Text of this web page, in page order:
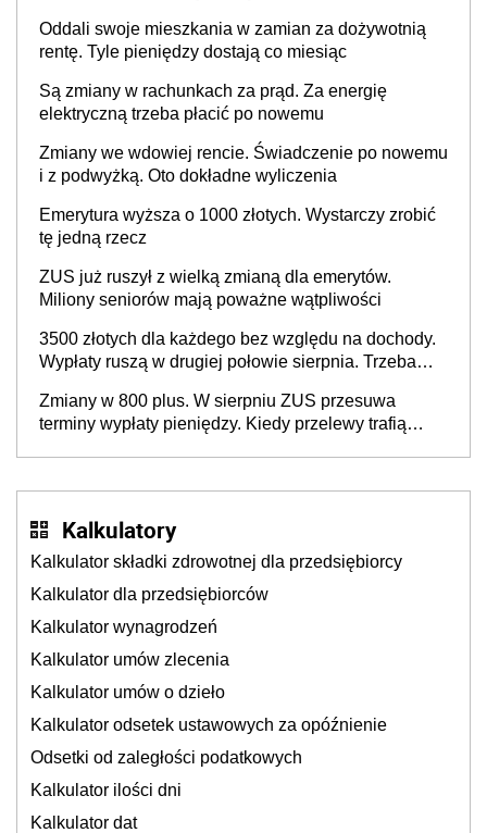
Oddali swoje mieszkania w zamian za dożywotnią
rentę. Tyle pieniędzy dostają co miesiąc
Są zmiany w rachunkach za prąd. Za energię
elektryczną trzeba płacić po nowemu
Zmiany we wdowiej rencie. Świadczenie po nowemu
i z podwyżką. Oto dokładne wyliczenia
Emerytura wyższa o 1000 złotych. Wystarczy zrobić
tę jedną rzecz
ZUS już ruszył z wielką zmianą dla emerytów.
Miliony seniorów mają poważne wątpliwości
3500 złotych dla każdego bez względu na dochody.
Wypłaty ruszą w drugiej połowie sierpnia. Trzeba
Zmiany w 800 plus. W sierpniu ZUS przesuwa
terminy wypłaty pieniędzy. Kiedy przelewy trafią
Kalkulatory
Kalkulator składki zdrowotnej dla przedsiębiorcy
Kalkulator dla przedsiębiorców
Kalkulator wynagrodzeń
Kalkulator umów zlecenia
Kalkulator umów o dzieło
Kalkulator odsetek ustawowych za opóźnienie
Odsetki od zaległości podatkowych
Kalkulator ilości dni
Kalkulator dat